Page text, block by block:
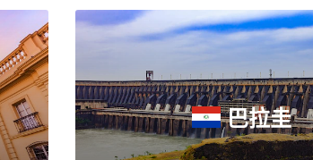
巴拉圭